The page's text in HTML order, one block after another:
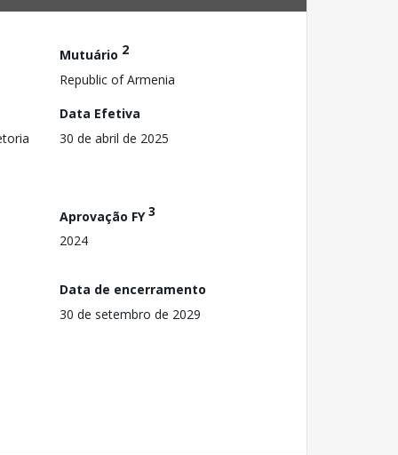
Mutuário 2
Republic of Armenia
Data Efetiva
30 de abril de 2025
Aprovação FY3
2024
Data de encerramento
30 de setembro de 2029